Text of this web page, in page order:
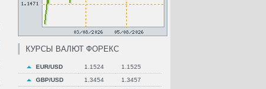
КУРСЫ ВАЛЮТ ФОРЕКС
EUR/USD 1.1524
1.1525
GBP/USD
1.3454
1.3457